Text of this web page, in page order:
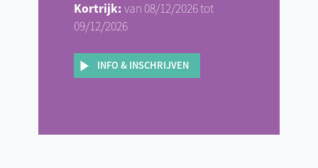
Kortrijk: van 08/12/2026 tot
09/12/2026
INFO & INSCHRIJVEN